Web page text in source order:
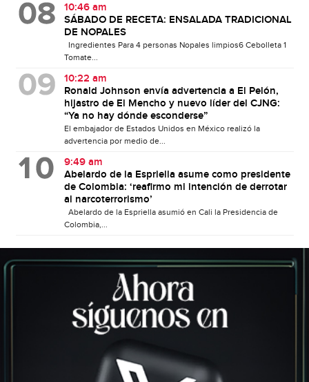
10:46 am
SÁBADO DE RECETA: ENSALADA TRADICIONAL
DE NOPALES
Ingredientes Para 4 personas Nopales limpios6 Cebolleta 1
Tomate...
10:22 am
Ronald Johnson envía advertencia a El Pelón,
hijastro de El Mencho y nuevo líder del CJNG:
“Ya no hay dónde esconderse”
El embajador de Estados Unidos en México realizó la
advertencia por medio de...
9:49 am
Abelardo de la Espriella asume como presidente
de Colombia: ‘reafirmo mi intención de derrotar
al narcoterrorismo’
Abelardo de la Espriella asumió en Cali la Presidencia de
Colombia,...